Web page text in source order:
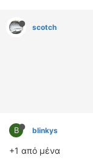
scotch
B blinkys
+1 από μένα